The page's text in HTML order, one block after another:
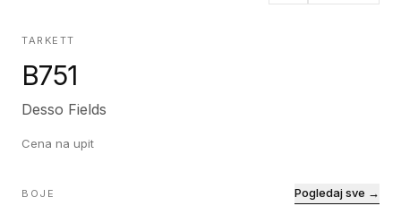
TARKETT
B751
Desso Fields
Cena na upit
BOJE Pogledaj sve →